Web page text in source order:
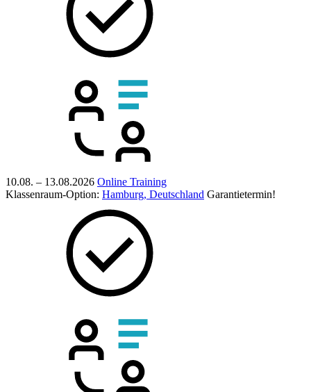
10.08. – 13.08.2026 Online Training
Klassenraum-Option: Hamburg, Deutschland Garantietermin!